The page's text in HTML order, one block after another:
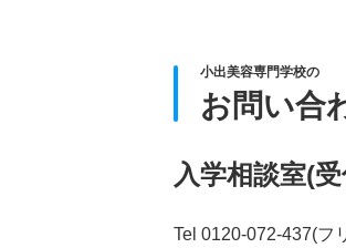
小出美容専門学校の
お問い合
入学相談室(
Tel 0120-072-437(フ